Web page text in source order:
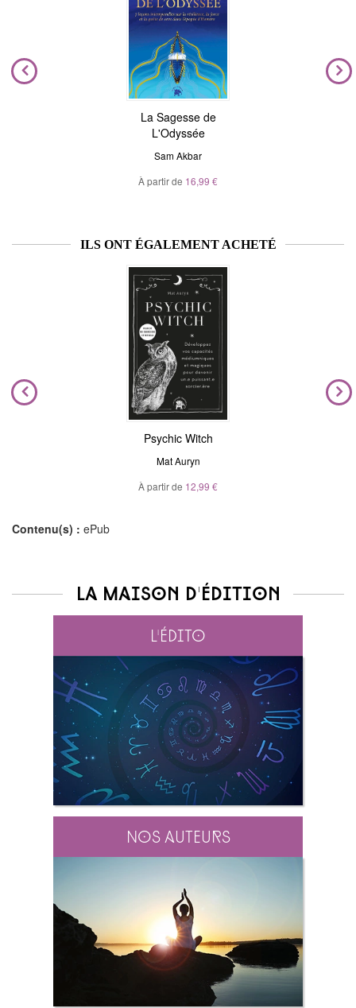
La Sagesse de
L'Odyssée
Sam Akbar
À partir de 16,99 €
ILS ONT ÉGALEMENT ACHETÉ
Psychic Witch
Mat Auryn
À partir de 12,99 €
Contenu(s) : ePub
La maison d'édition
L'édito
Nos auteurs